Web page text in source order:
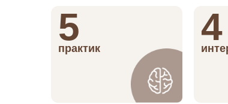
5
практик 4